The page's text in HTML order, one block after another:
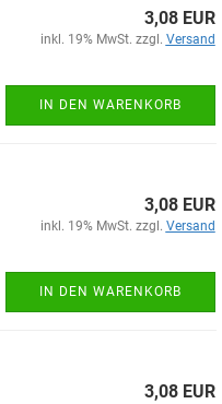
3,08 EUR
inkl. 19% MwSt. zzgl. Versand
IN DEN WARENKORB
3,08 EUR
inkl. 19% MwSt. zzgl. Versand
IN DEN WARENKORB
3,08 EUR